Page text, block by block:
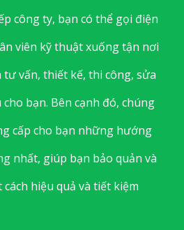
công ty, bạn có thể gọi điện
viên kỹ thuật xuống tận nơi
vấn, thiết kế, thi công, sửa
bạn. Bên cạnh đó, chúng
cấp cho bạn những hướng
nhất, giúp bạn bảo quản và
hiệu quả và tiết kiệm